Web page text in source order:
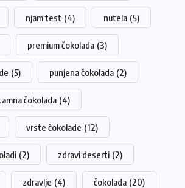
njam test (4) nutela (5)
premium čokolada (3)
(5) punjena čokolada (2)
čokolada (4)
vrste čokolade (12)
(2) zdravi deserti (2)
zdravlje (4) čokolada (20)